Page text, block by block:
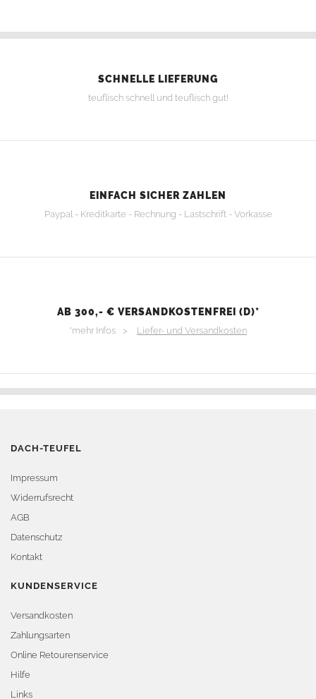
SCHNELLE LIEFERUNG
teuflisch schnell und teuflisch gut!
EINFACH SICHER ZAHLEN
Paypal - Kreditkarte - Rechnung - Lastschrift - Vorkasse
AB 300,- € VERSANDKOSTENFREI (D)*
*mehr Infos > Liefer- und Versandkosten
DACH-TEUFEL
Impressum
Widerrufsrecht
AGB
Datenschutz
Kontakt
KUNDENSERVICE
Versandkosten
Zahlungsarten
Online Retourenservice
Hilfe
Links